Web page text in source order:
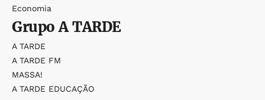
Economia
GrupoA TARDE
A TARDE
A TARDE FM
MASSA!
A TARDE EDUCAÇÃO